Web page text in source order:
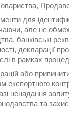
для
але не
банківські
декларації
в рамках
або
ненадання
та